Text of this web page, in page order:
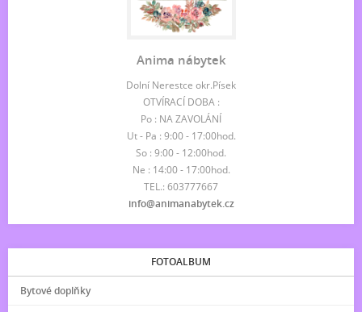
Anima nábytek
Dolní Nerestce okr.Písek
OTVÍRACÍ DOBA :
Po : NA ZAVOLÁNÍ
Ut - Pa : 9:00 - 17:00hod.
So : 9:00 - 12:00hod.
Ne : 14:00 - 17:00hod.
TEL.: 603777667
info@animanabytek.cz
FOTOALBUM
Bytové doplňky